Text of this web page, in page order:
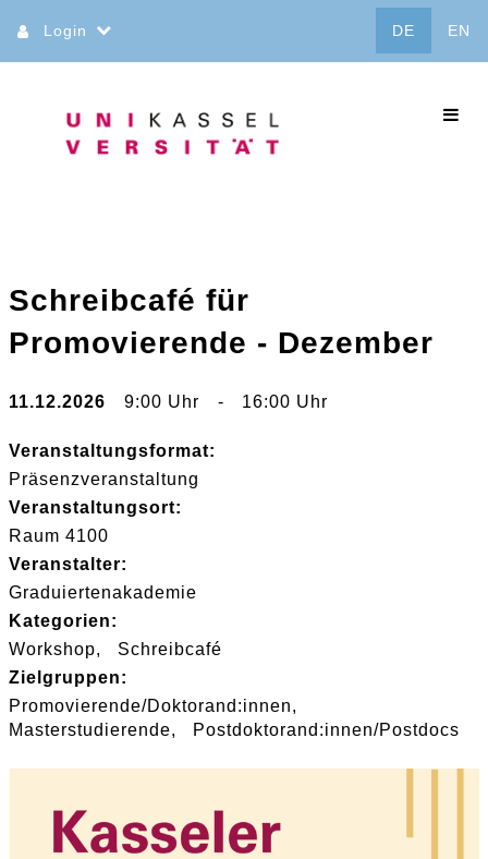
zum
Inhalt
Login DE EN
Schreibcafé für
Promovierende - Dezember
11.12.2026 9:00 Uhr - 16:00 Uhr
Veranstaltungsformat:
Präsenzveranstaltung
Veranstaltungsort:
Raum 4100
Veranstalter:
Graduiertenakademie
Kategorien:
Workshop
Schreibcafé
Zielgruppen:
Promovierende/Doktorand:innen
Masterstudierende
Postdoktorand:innen/Postdocs